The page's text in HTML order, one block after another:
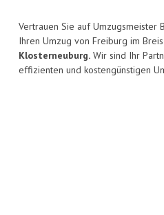
Vertrauen Sie auf Umzugsmeister
Ihren Umzug von Freiburg im
Klosterneuburg. Wir sind Ihr
effizienten und kostengünstigen